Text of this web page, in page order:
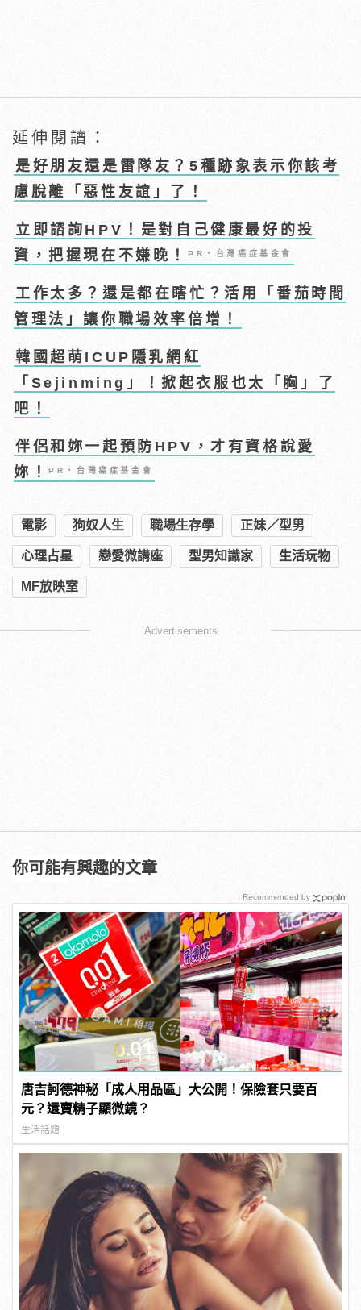
延伸閱讀：
是好朋友還是雷隊友？5種跡象表示你該考
慮脫離「惡性友誼」了！
立即諮詢HPV！是對自己健康最好的投
資，把握現在不嫌晚！PR・台灣癌症基金會
工作太多？還是都在瞎忙？活用「番茄時間
管理法」讓你職場效率倍增！
韓國超萌ICUP隱乳網紅
「Sejinming」！掀起衣服也太「胸」了
吧！
伴侶和妳一起預防HPV，才有資格說愛
妳！PR・台灣癌症基金會
電影 狗奴人生 職場生存學 正妹／型男
心理占星 戀愛微講座 型男知識家 生活玩物
MF放映室
Advertisements
你可能有興趣的文章
唐吉訶德神秘「成人用品區」大公開！保險套只要百
元？還賣精子顯微鏡？
生活話題
Recommended by